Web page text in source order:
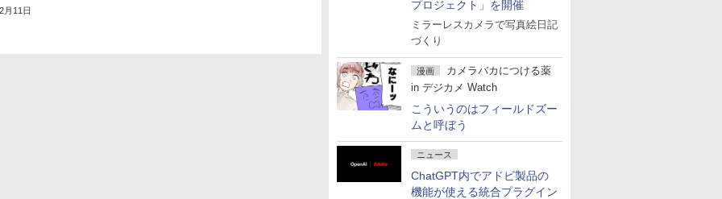
プロジェクト」を開催
ミラーレスカメラで写真絵日記
づくり
漫画
カメラバカにつける薬
in デジカメ Watch
こういうのはフィールドズー
ムと呼ぼう
ニュース
ChatGPT内でアドビ製品の
機能が使える統合プラグイン
月11日